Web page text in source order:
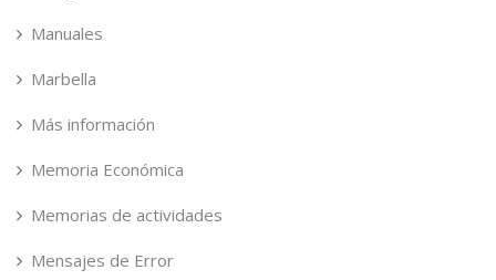
Manuales
Marbella
Más información
Memoria Económica
Memorias de actividades
Mensajes de Error